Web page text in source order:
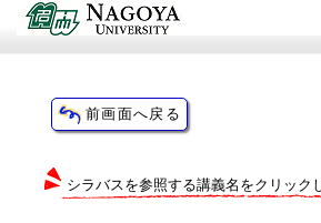
シラバスを参照する講義名をクリック